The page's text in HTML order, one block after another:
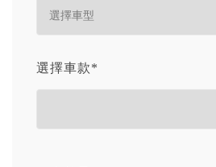
選擇車款*